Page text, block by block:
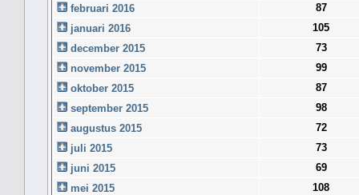
februari 2016
87
januari 2016
105
december 2015
73
november 2015
99
oktober 2015
87
september 2015
98
augustus 2015
72
juli 2015
73
juni 2015
69
mei 2015
108